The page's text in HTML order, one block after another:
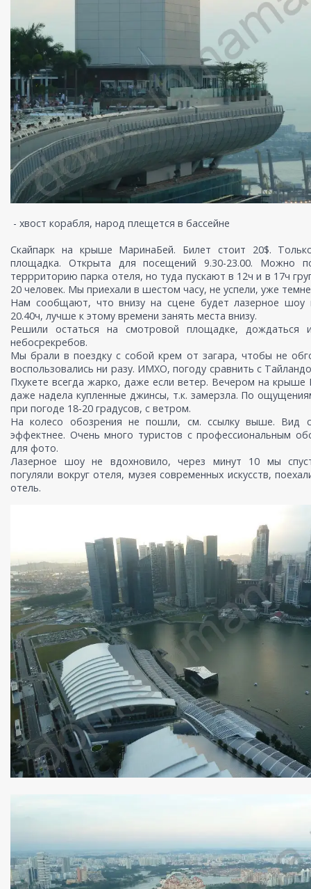
- хвост корабля, народ плещется в бассейне
Скайпарк на крыше МаринаБей. Билет стоит 20$.
площадка. Открыта для посещений 9.30-23.00. Можно
террриторию парка отеля, но туда пускают в 12ч и в 17ч
20 человек. Мы приехали в шестом часу, не успели, уже
Нам сообщают, что внизу на сцене будет лазерное шоу
20.40ч, лучше к этому времени занять места внизу.
Решили остаться на смотровой площадке, дождаться
небосрекребов.
Мы брали в поездку с собой крем от загара, чтобы не
воспользовались ни разу. ИМХО, погоду сравнить с
Пхукете всегда жарко, даже если ветер. Вечером на
даже надела купленные джинсы, т.к. замерзла. По
при погоде 18-20 градусов, с ветром.
На колесо обозрения не пошли, см. ссылку выше. Вид
эффектнее. Очень много туристов с профессиональным
для фото.
Лазерное шоу не вдохновило, через минут 10 мы
погуляли вокруг отеля, музея современных искусств,
отель.